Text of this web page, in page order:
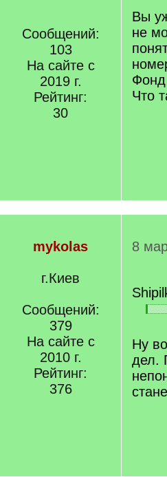
Сообщений:
103
На сайте с
2019 г.
Рейтинг:
30
Вы
не
Фонд
Что
mykolas
г.Киев
Сообщений:
379
На сайте с
2010 г.
Рейтинг:
376
8
[
]
[
q
]
Ну
дел.